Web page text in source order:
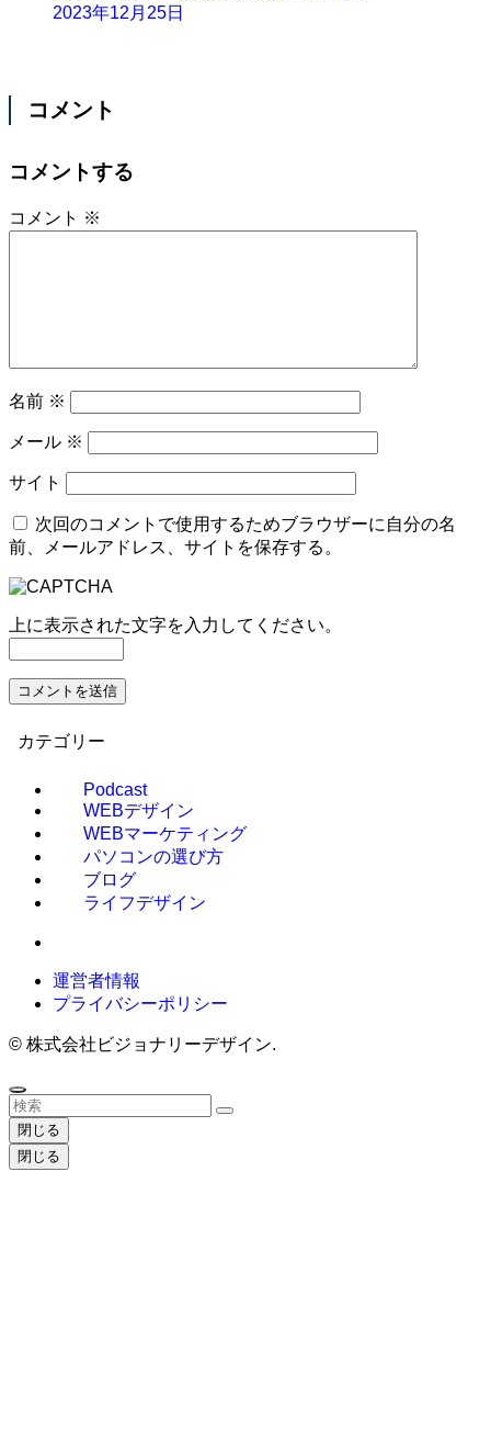
2023年12月25日
コメント
コメントする
コメント ※
名前 ※
メール ※
サイト
次回のコメントで使用するためブラウザーに自分の名
前、メールアドレス、サイトを保存する。
上に表示された文字を入力してください。
カテゴリー
Podcast
WEBデザイン
WEBマーケティング
パソコンの選び方
ブログ
ライフデザイン
運営者情報
プライバシーポリシー
© 株式会社ビジョナリーデザイン.
閉じる
閉じる